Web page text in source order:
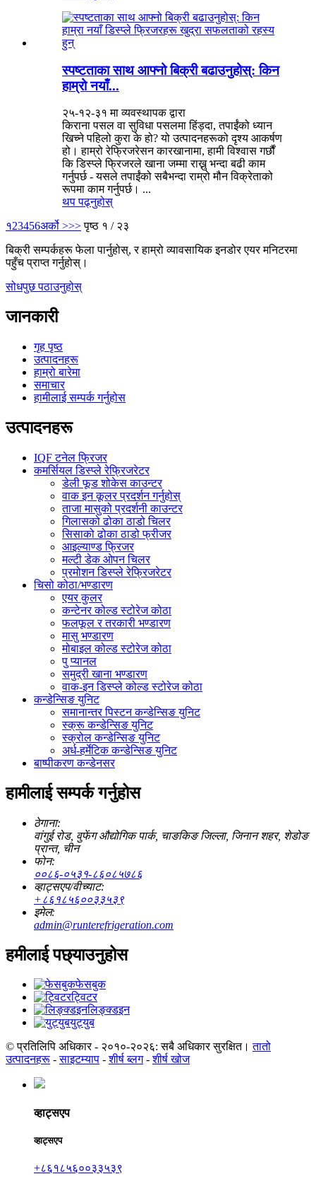
स्पष्टताका साथ आफ्नो बिक्री बढाउनुहोस्: किन
हाम्रो नयाँ...
२५-१२-३१ मा व्यवस्थापक द्वारा
किराना पसल वा सुविधा पसलमा हिंड्दा, तपाईंको ध्यान
खिच्ने पहिलो कुरा के हो? यो उत्पादनहरूको दृश्य आकर्षण
हो। हाम्रो रेफ्रिजरेसन कारखानामा, हामी विश्वास गर्छौं
कि डिस्प्ले फ्रिजरले खाना जम्मा राख्नु भन्दा बढी काम
गर्नुपर्छ - यसले तपाईंको सबैभन्दा राम्रो मौन विक्रेताको
रूपमा काम गर्नुपर्छ। ...
थप पढ्नुहोस्
१23456अर्को >>> पृष्ठ १ / २३
बिक्री सम्पर्कहरू फेला पार्नुहोस्, र हाम्रो व्यावसायिक इनडोर एयर मनिटरमा
पहुँच प्राप्त गर्नुहोस्।
सोधपुछ पठाउनुहोस्
जानकारी
गृह पृष्ठ
उत्पादनहरू
हाम्रो बारेमा
समाचार
हामीलाई सम्पर्क गर्नुहोस
उत्पादनहरू
IQF टनेल फ्रिजर
कमर्सियल डिस्प्ले रेफ्रिजरेटर
डेली फूड शोकेस काउन्टर
वाक इन कूलर प्रदर्शन गर्नुहोस्
ताजा मासुको प्रदर्शनी काउन्टर
गिलासको ढोका ठाडो चिलर
सिसाको ढोका ठाडो फ्रीजर
आइल्याण्ड फ्रिजर
मल्टी डेक ओपन चिलर
प्रमोशन डिस्प्ले रेफ्रिजरेटर
चिसो कोठा/भण्डारण
एयर कुलर
कन्टेनर कोल्ड स्टोरेज कोठा
फलफूल र तरकारी भण्डारण
मासु भण्डारण
मोबाइल कोल्ड स्टोरेज कोठा
पु प्यानल
समुद्री खाना भण्डारण
वाक-इन डिस्प्ले कोल्ड स्टोरेज कोठा
कन्डेन्सिङ युनिट
समानान्तर पिस्टन कन्डेन्सिङ युनिट
स्क्रू कन्डेन्सिङ युनिट
स्क्रोल कन्डेन्सिङ युनिट
अर्ध-हर्मेटिक कन्डेन्सिङ युनिट
बाष्पीकरण कन्डेनसर
हामीलाई सम्पर्क गर्नुहोस
ठेगाना:
वांगुई रोड, वुफेंग औद्योगिक पार्क, चाङकिङ जिल्ला, जिनान शहर, शेडोङ
प्रान्त, चीन
फोन:
००८६-०५३१-८६०८५७८६
व्हाट्सएप/वीच्याट:
+८६१८५६००३३५३९
इमेल:
admin@runterefrigeration.com
हमीलाई पछ्याउनुहोस
फेसबुक
ट्विटर
लिङ्क्डइन
युट्युब
© प्रतिलिपि अधिकार - २०१०-२०२६: सबै अधिकार सुरक्षित। तातो
उत्पादनहरू -साइटम्याप -शीर्ष ब्लग-शीर्ष खोज
व्हाट्सएप
व्हाट्सएप
+८६१८५६००३३५३९